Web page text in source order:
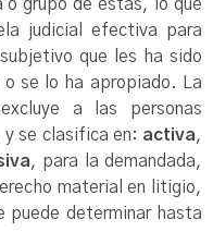
o grupo de estas, lo que
judicial efectiva para
que les ha sido
o se lo ha apropiado. La
a las personas
y se clasifica en: activa,
, para la demandada,
material en litigio,
puede determinar hasta